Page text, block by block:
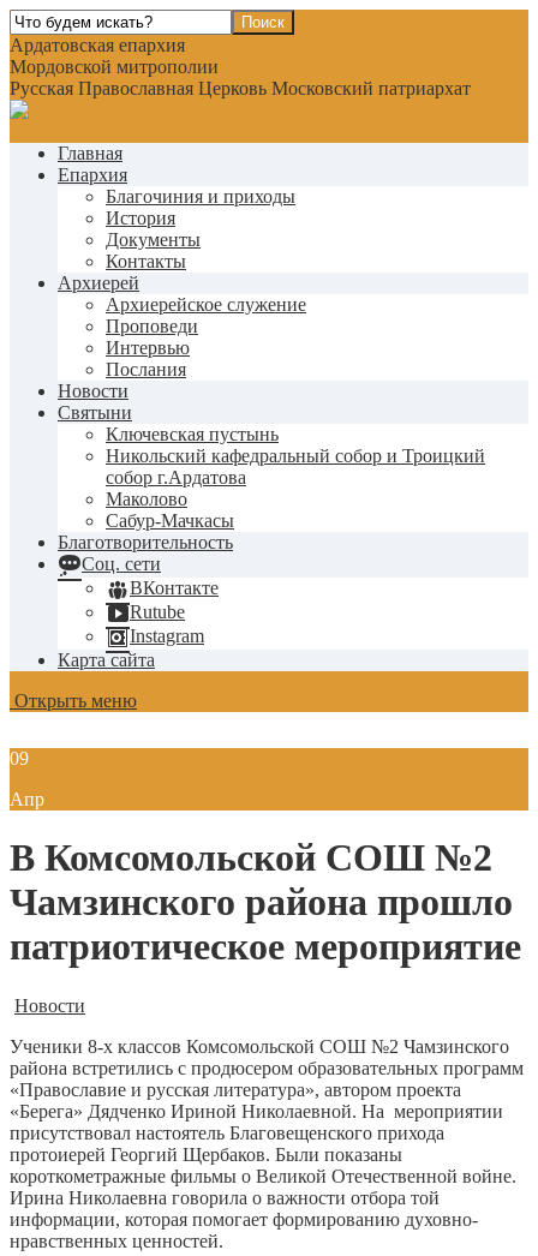
Ардатовская епархия
Мордовской митрополии
Русская Православная Церковь Московский патриархат
Главная
Епархия
Благочиния и приходы
История
Документы
Контакты
Архиерей
Архиерейское служение
Проповеди
Интервью
Послания
Новости
Святыни
Ключевская пустынь
Никольский кафедральный собор и Троицкий
собор г.Ардатова
Маколово
Сабур-Мачкасы
Благотворительность
Соц. сети
ВКонтакте
Rutube
Instagram
Карта сайта
Открыть меню
09
Апр
В Комсомольской СОШ №2
Чамзинского района прошло
патриотическое мероприятие
Новости
Ученики 8-х классов Комсомольской СОШ №2 Чамзинского
района встретились с продюсером образовательных программ
«Православие и русская литература», автором проекта
«Берега» Дядченко Ириной Николаевной. На мероприятии
присутствовал настоятель Благовещенского прихода
протоиерей Георгий Щербаков. Были показаны
короткометражные фильмы о Великой Отечественной войне.
Ирина Николаевна говорила о важности отбора той
информации, которая помогает формированию духовно-
нравственных ценностей.